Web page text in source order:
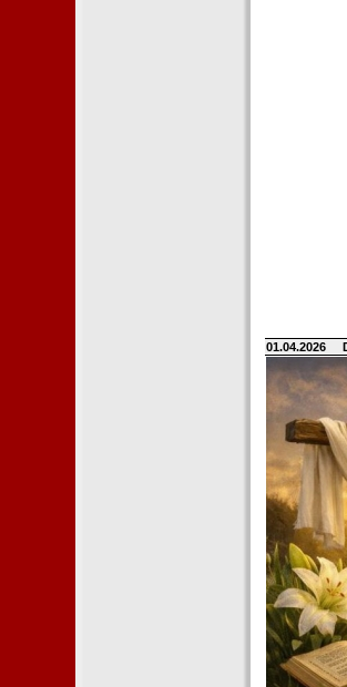
01.04.2026